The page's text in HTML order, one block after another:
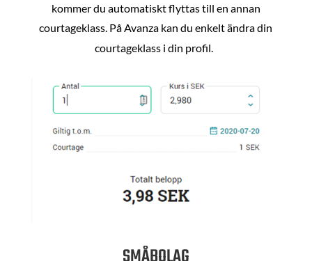
kommer du automatiskt flyttas till en annan
courtageklass. På Avanza kan du enkelt ändra din
courtageklass i din profil.